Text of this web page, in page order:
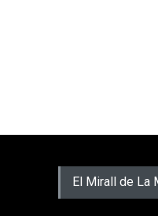
El Mirall de La